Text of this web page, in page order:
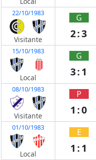
22/10/1983
Visitante
G
2:3
15/10/1983
Local
G
3:1
08/10/1983
Visitante
P
1:0
01/10/1983
Local
E
1:1